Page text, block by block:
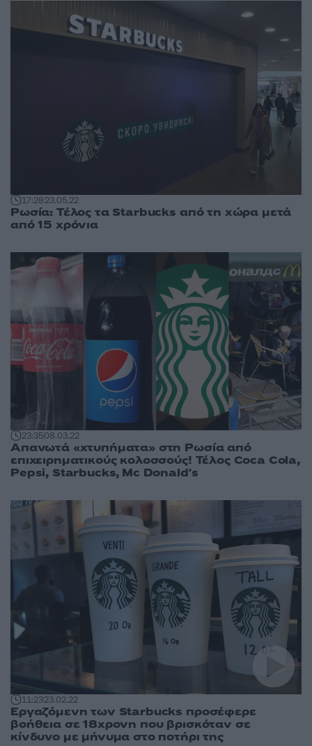
17:2823.05.22
Ρωσία: Τέλος τα Starbucks από τη χώρα μετά
από 15 χρόνια
23:3508.03.22
Απανωτά «χτυπήματα» στη Ρωσία από
επιχειρηματικούς κολοσσούς! Τέλος Coca Cola,
Pepsi, Starbucks, Mc Donald's
11:2323.02.22
Εργαζόμενη των Starbucks προσέφερε
βοήθεια σε 18χρονη που βρισκόταν σε
κίνδυνο με μήνυμα στο ποτήρι της